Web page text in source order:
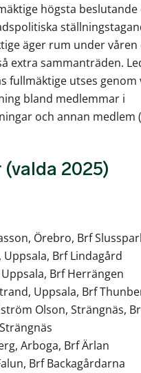
högsta
äger rum under våren
extra sammanträden.
fullmäktige utses genom
bland medlemmar i
och annan medlem
2025)
Örebro, Brf
Uppsala, Brf Lindagård
Brf Herrängen
Uppsala, Brf
Olson, Strängnäs,
Arboga, Brf Ärlan
Brf Backagårdarna